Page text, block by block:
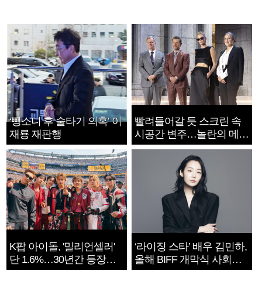
‘뺑소니 후 술타기 의혹’ 이
재룡 재판행
빨려들어갈 듯 스크린 속
시공간 변주…놀란의 메시
지는 ‘전쟁 속죄’
K팝 아이돌, '밀리언셀러'
단 1.6%…30년간 등장
1182개팀 전수조사
‘라이징 스타’ 배우 김민하,
올해 BIFF 개막식 사회자
확정